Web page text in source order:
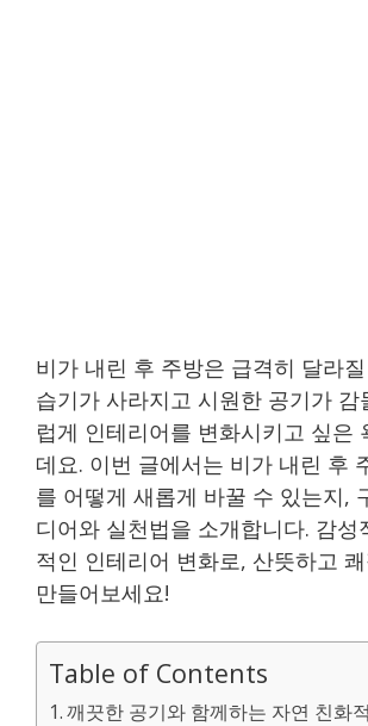
비가 내린 후 주방은 급격히 달라
습기가 사라지고 시원한 공기가 감
럽게 인테리어를 변화시키고 싶은
데요. 이번 글에서는 비가 내린 후
를 어떻게 새롭게 바꿀 수 있는지,
디어와 실천법을 소개합니다. 감성
적인 인테리어 변화로, 산뜻하고
만들어보세요!
Table of Contents
깨끗한 공기와 함께하는 자연 친화